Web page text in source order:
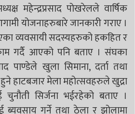
महेन्द्रप्रसाद पोखरेलले वार्षिक
योजनाहरुबारे जानकारी गराए ।
व्यवसायी सदस्यहरुको हकहित र
गर्दै आएको पनि बताए । संघका
पाण्डेले खुला सिमाना, दर्ता तथा
हाटबजार मेला महोत्सवहरुले खुद्रा
चुनौती सिर्जना भईरहेको बताए ।